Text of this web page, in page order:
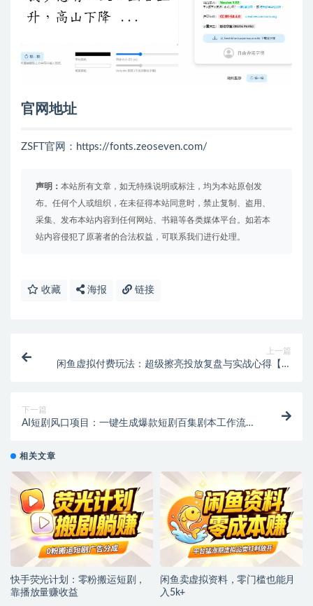
官网地址
ZSFT官网：https://fonts.zeoseven.com/
声明： 本站所有文章，如无特殊说明或标注，均为本站原创发
布。任何个人或组织，在未征得本站同意时，禁止复制、盗用、
采集、发布本站内容到任何网站、书籍等各类媒体平台。如若本
站内容侵犯了原著者的合法权益，可联系我们进行处理。
收藏 海报 链接
上一篇
闲鱼虚拟付费玩法：超级擦亮投放复盘与实战心得【飞
下一篇
AI短剧风口项目：一键生成爆款短剧百集剧本工作流
相关文章
快手荧光计划：零粉搬运短剧，
靠播放量赚收益
闲鱼卖虚拟资料，零门槛也能月
入5k+